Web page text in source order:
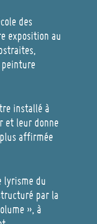
des
exposition au
installé à
et leur donne
affirmée
lyrisme du
par la
», à